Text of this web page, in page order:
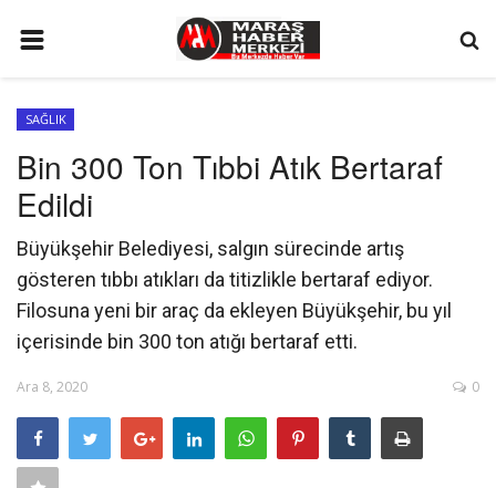
GÜNDEM
SİYASET
EKONOMİ
EĞİTİM
SPOR
İLETİŞİM
KÜNYE
FOTO GALERİ
KÜLTÜR SANAT
SAĞLIK
Bin 300 Ton Tıbbi Atık Bertaraf
Edildi
Büyükşehir Belediyesi, salgın sürecinde artış
gösteren tıbbı atıkları da titizlikle bertaraf ediyor.
Filosuna yeni bir araç da ekleyen Büyükşehir, bu yıl
içerisinde bin 300 ton atığı bertaraf etti.
Ara 8, 2020 0